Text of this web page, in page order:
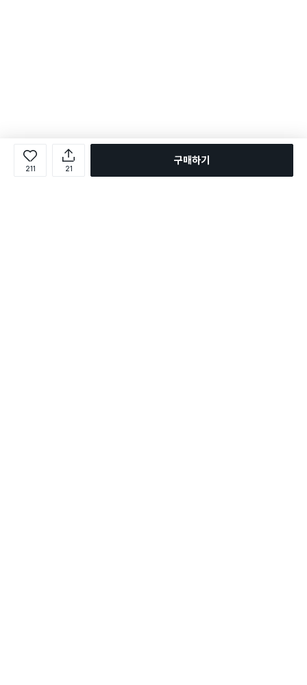
211 21
구매하기